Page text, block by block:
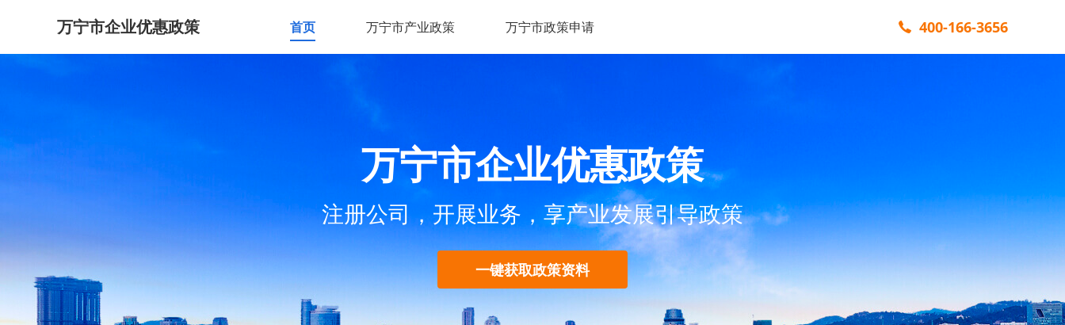
万宁市企业优惠政策 首页 万宁市产业政策 万宁市政策申请 400-166-3656
万宁市企业优惠政策
注册公司，开展业务，享产业发展引导政策
一键获取政策资料